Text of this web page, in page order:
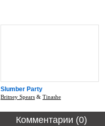
Slumber Party
Britney Spears & Tinashe
Комментарии (0)